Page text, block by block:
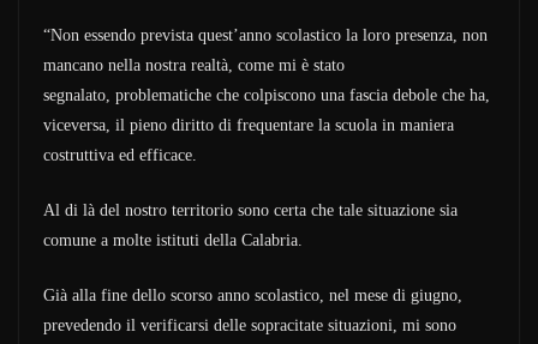
“Non essendo prevista quest’anno scolastico la loro presenza, non
mancano nella nostra realtà, come mi è stato
segnalato, problematiche che colpiscono una fascia debole che ha,
viceversa, il pieno diritto di frequentare la scuola in maniera
costruttiva ed efficace.
Al di là del nostro territorio sono certa che tale situazione sia
comune a molte istituti della Calabria.
Già alla fine dello scorso anno scolastico, nel mese di giugno,
prevedendo il verificarsi delle sopracitate situazioni, mi sono